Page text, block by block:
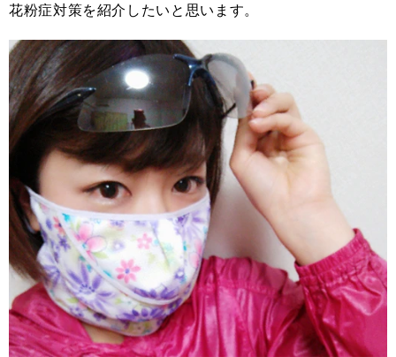
花粉症対策を紹介したいと思います。